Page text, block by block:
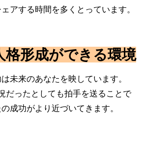
アする時間を多くとっています。
形成ができる環境
未来のあなたを映しています。
だったとしても拍手を送ることで
成功がより近づいてきます。